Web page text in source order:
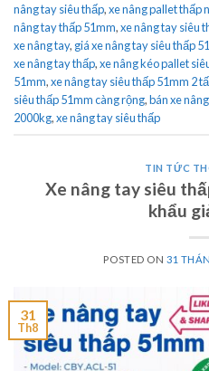
nâng tay siêu thấp,xe nâng pallet thấp
nâng tay thấp 51mm,xe nâng tay siêu
xe nâng tay, giá xe nâng tay siêu thấp
xe nâng tay thấp,xe nâng kéo pallet
51mm,xe nâng tay siêu thấp 51mm 2
siêu thấp 51mm càng rộng,bán xe nâng
2000kg,xe nâng tay siêu thấp
TIN TỨC
Xe nâng tay siêu
khẩu
POSTED ON31
31
Th8